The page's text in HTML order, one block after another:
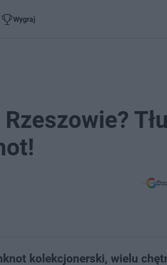
Wygraj
kolekcjonerski, wielu